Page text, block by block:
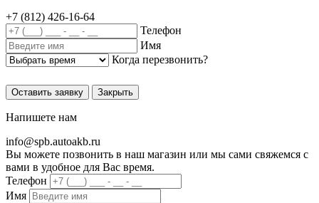
+7 (812) 426-16-64
Телефон
Имя
Когда перезвонить?
Оставить заявку Закрыть
Напишете нам
info@spb.autoakb.ru
Вы можете позвонить в наш магазин или мы сами свяжемся с
вами в удобное для Вас время.
Телефон
Имя